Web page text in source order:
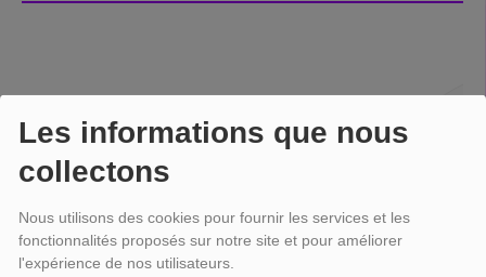
Les informations que nous
collectons
Nous utilisons des cookies pour fournir les services et les
fonctionnalités proposés sur notre site et pour améliorer
l'expérience de nos utilisateurs.